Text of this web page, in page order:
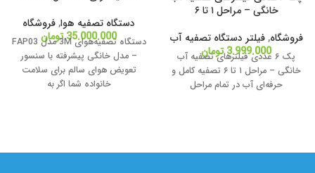
خانگی – مراحل ۱ تا ۶
فروشگاه,فیلتر دستگاه تصفیه آب
3.999.000تومان
پک ۶ عددی فیلترهای تصفیه آب
خانگی – مراحل ۱ تا ۶ تصفیه کامل و
حرفه‌ای آب در تمام مراحل
دستگاه تصفیه هوا,فروشگاه
35.000.000تومان دستگاه تصفیه‌هوای 3M مدل FAP03
– مدل خانگی پیشرفته با سنسور
تعویض هوای سالم برای سلامت
خانواده شما اگر به